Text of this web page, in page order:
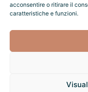
acconsentire o ritirare il
caratteristiche e funzioni.
Salento
Fatto